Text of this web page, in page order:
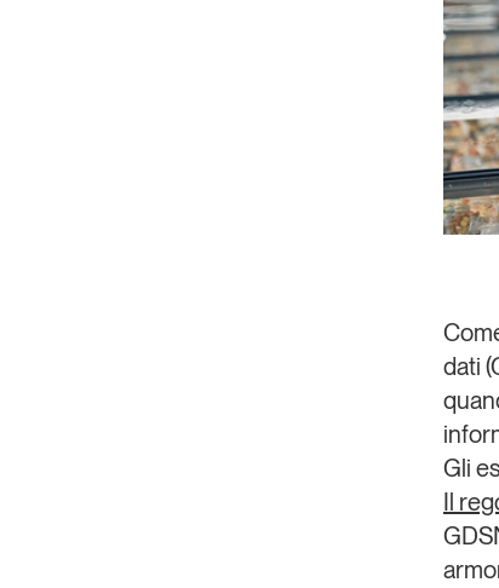
dati
Gli
Il